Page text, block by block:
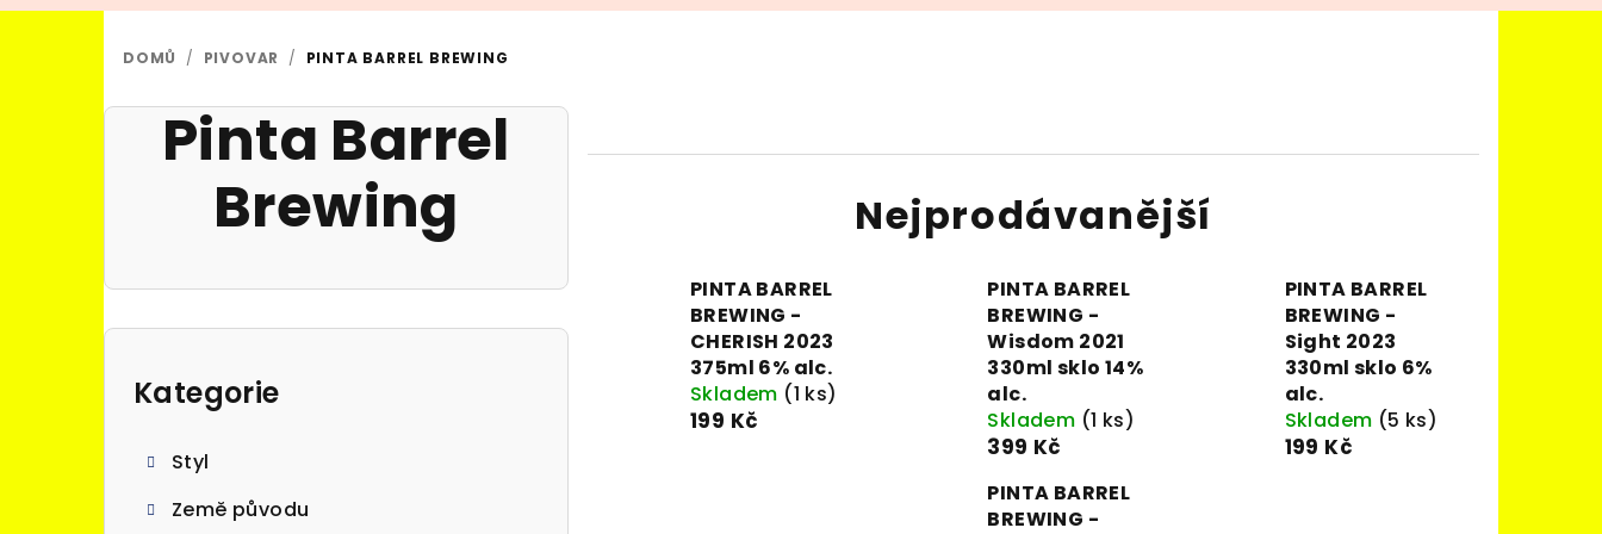
DOMŮ / PIVOVAR / PINTA BARREL BREWING
Pinta Barrel
Brewing
P
Přeskočit
kategorie
Kategorie
Styl
Země původu
Nejprodávanější
PINTA BARREL
BREWING -
CHERISH 2023
375ml 6% alc.
Skladem (1 ks)
199 Kč
PINTA BARREL
BREWING -
Wisdom 2021
330ml sklo 14%
alc.
Skladem (1 ks)
399 Kč
PINTA BARREL
BREWING -
Sight 2023
330ml sklo 6%
alc.
Skladem (5 ks)
199 Kč
PINTA BARREL
BREWING -